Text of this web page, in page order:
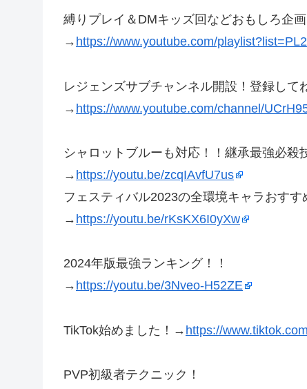
縛りプレイ＆DMキッズ回などおもしろ企
→ https://www.youtube.com/
レジェンズサブチャンネル開設！登録して
→ https://www.youtube.com/channel/
シャロットブルーも対応！！継承最強必殺
→ https://youtu.be/zcqIAvfU7us
フェスティバル2023の全環境キャラおす
→ https://youtu.be/rKsKX6I0yXw
2024年版最強ランキング！！
→ https://youtu.be/3Nveo-H52ZE
TikTok始めました！→ https://
PVP初級者テクニック！